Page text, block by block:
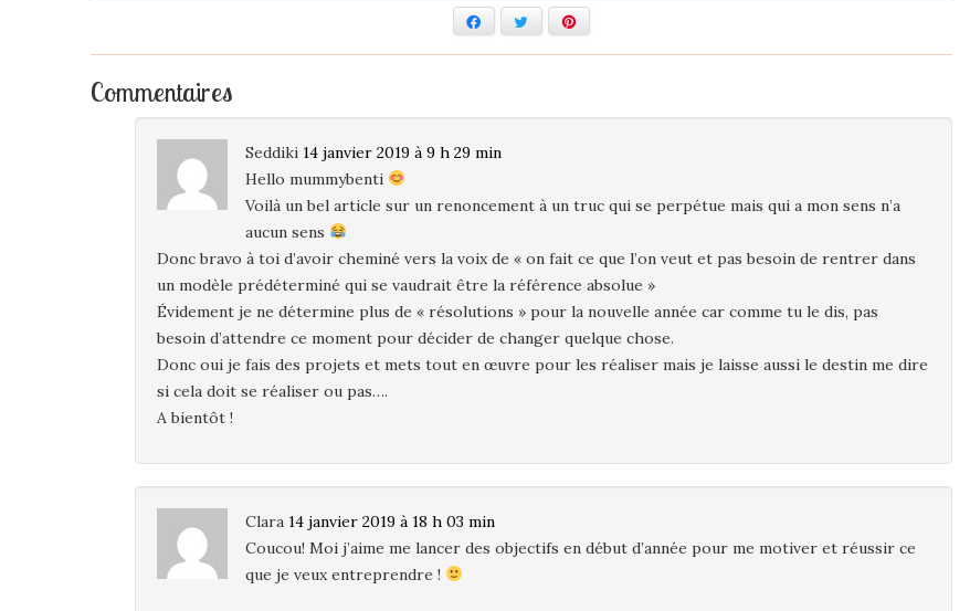
FacebookTwitter
Commentaires
Seddiki 14 janvier 2019 à 9 h 29 min
Hello mummybenti
Voilà un bel article sur un renoncement à un truc qui se perpétue mais qui a mon sens n’a
aucun sens
Donc bravo à toi d’avoir cheminé vers la voix de « on fait ce que l’on veut et pas besoin de rentrer dans
un modèle prédéterminé qui se vaudrait être la référence absolue »
Évidement je ne détermine plus de « résolutions » pour la nouvelle année car comme tu le dis, pas
besoin d’attendre ce moment pour décider de changer quelque chose.
Donc oui je fais des projets et mets tout en œuvre pour les réaliser mais je laisse aussi le destin me dire
si cela doit se réaliser ou pas….
A bientôt !
Clara 14 janvier 2019 à 18 h 03 min
Coucou! Moi j’aime me lancer des objectifs en début d’année pour me motiver et réussir ce
que je veux entreprendre !